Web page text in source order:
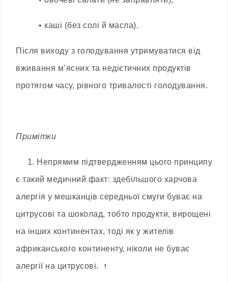
• каші (без солі й масла).
Після виходу з голодування утримуватися від
вживання м’ясних та недієтичних продуктів
протягом часу, рівного тривалості голодування.
Примітки
1. Непрямим підтвердженням цього принципу
є такий медичний факт: здебільшого харчова
алергія у мешканців середньої смуги буває на
цитрусові та шоколад, тобто продукти, вирощені
на інших континентах, тоді як у жителів
африканського континенту, ніколи не буває
алергії на цитрусові.
↑